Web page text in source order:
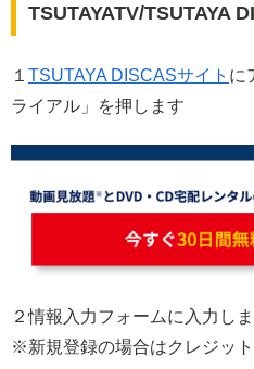
TSUTAYATV/TSUTAYA
１ TSUTAYA DISCASサイト に
ライアル」を押します
２情報入力フォームに入力しま
※新規登録の場合はクレジッ